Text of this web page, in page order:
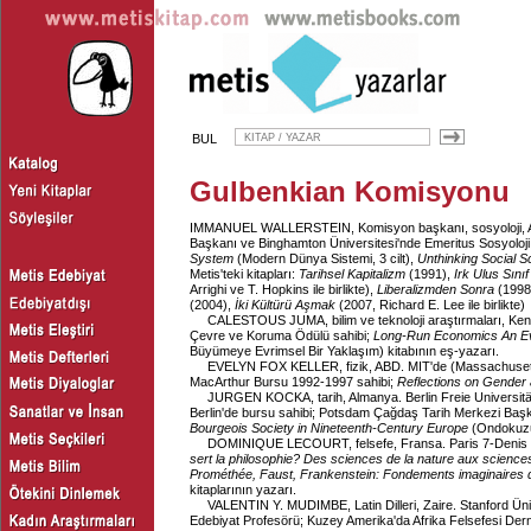
BUL
Gulbenkian Komisyonu
IMMANUEL WALLERSTEIN , Komisyon başkanı,
Başkanı ve Binghamton Üniversitesi'nde Emeritus
System (Modern Dünya Sistemi, 3 cilt), Unthinking Social
Metis'teki kitapları: Tarihsel Kapitalizm (1991), Irk Ulus Sınıf
Arrighi ve T. Hopkins ile birlikte), Liberalizmden Sonra
(2004), İki Kültürü Aşmak (2007, Richard E. Lee ile birlikte)
CALESTOUS JUMA, bilim ve teknoloji araştırmaları,
Çevre ve Koruma Ödülü sahibi; Long-Run Economics An
Büyümeye Evrimsel Bir Yaklaşım) kitabının eş-yazarı.
EVELYN FOX KELLER, fizik, ABD. MIT'de
MacArthur Bursu 1992-1997 sahibi; Reflections on Gender
JURGEN KOCKA, tarih, Almanya. Berlin Freie
Berlin'de bursu sahibi; Potsdam Çağdaş Tarih Merkezi
Bourgeois Society in Nineteenth-Century Europe
DOMINIQUE LECOURT, felsefe, Fransa. Paris 7-
sert la philosophie? Des sciences de la nature aux
Prométhée, Faust, Frankenstein: Fondements imaginaires
kitaplarının yazarı.
VALENTIN Y. MUDIMBE, Latin Dilleri, Zaire. Stanford
Edebiyat Profesörü; Kuzey Amerika'da Afrika Felsefesi